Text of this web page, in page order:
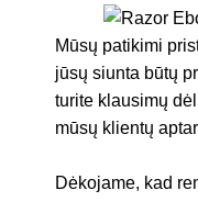
Mūsų patikimi
jūsų siunta būtų
turite klausimų
mūsų klientų
Dėkojame, kad